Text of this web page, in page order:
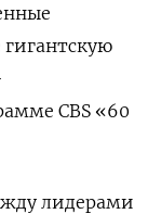
CBS «60
лидерами